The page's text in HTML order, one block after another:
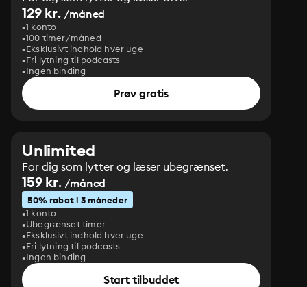
129 kr. /måned
1 konto
100 timer/måned
Eksklusivt indhold hver uge
Fri lytning til podcasts
Ingen binding
Prøv gratis
Unlimited
For dig som lytter og læser ubegrænset.
159 kr. /måned
50% rabat i 3 måneder
1 konto
Ubegrænset timer
Eksklusivt indhold hver uge
Fri lytning til podcasts
Ingen binding
Start tilbuddet